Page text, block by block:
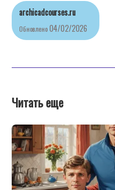
archicadcourses.ru
Обновлено 04/02/2026
Читать еще